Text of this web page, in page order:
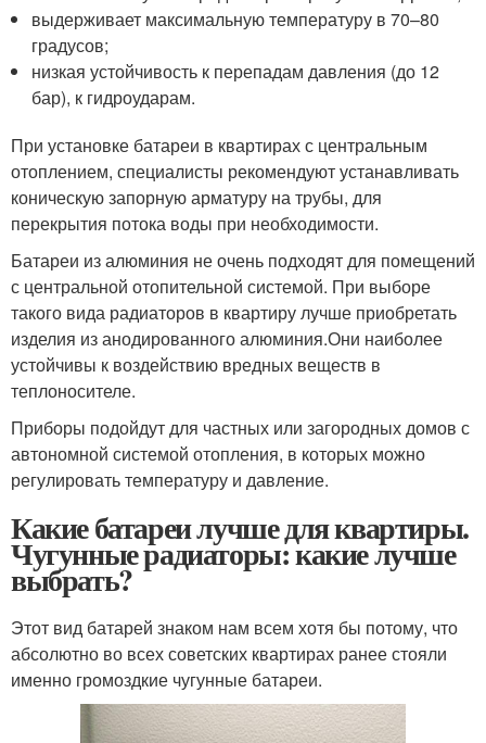
выдерживает максимальную температуру в 70–80
градусов;
низкая устойчивость к перепадам давления (до 12
бар), к гидроударам.
При установке батареи в квартирах с центральным
отоплением, специалисты рекомендуют устанавливать
коническую запорную арматуру на трубы, для
перекрытия потока воды при необходимости.
Батареи из алюминия не очень подходят для помещений
с центральной отопительной системой. При выборе
такого вида радиаторов в квартиру лучше приобретать
изделия из анодированного алюминия.Они наиболее
устойчивы к воздействию вредных веществ в
теплоносителе.
Приборы подойдут для частных или загородных домов с
автономной системой отопления, в которых можно
регулировать температуру и давление.
Какие батареи лучше для квартиры.
Чугунные радиаторы: какие лучше
выбрать?
Этот вид батарей знаком нам всем хотя бы потому, что
абсолютно во всех советских квартирах ранее стояли
именно громоздкие чугунные батареи.